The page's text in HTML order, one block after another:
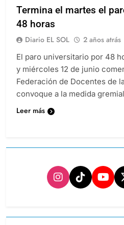
Termina el martes el
48 horas
Diario EL SOL 2 años atrás
El paro universitario por 48
y miércoles 12 de junio
Federación de Docentes de
convoque a la medida gremial
Leer más